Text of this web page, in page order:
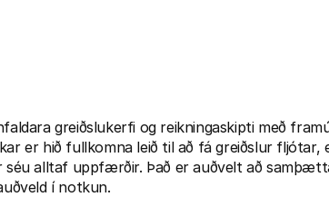
greiðslukerfi og reikningaskipti með
er hið fullkomna leið til að fá greiðslur fljótar,
séu alltaf uppfærðir. Það er auðvelt að
í notkun.